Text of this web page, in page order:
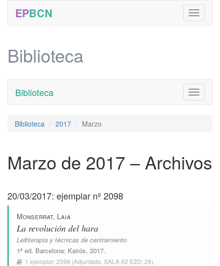
EPBCN
Biblioteca
Toggle
Biblioteca
Biblioteca 2017 Marzo
Marzo de 2017 – Archivos
20/03/2017: ejemplar nº 2098
Monserrat, Laia
La revolución del hara
Leibterapia y técnicas de centramiento
1ª ed. Barcelona: Kairós, 2017.
1 ejemplar:2098 (Adjuntado, SALA A2 E2D: 29).